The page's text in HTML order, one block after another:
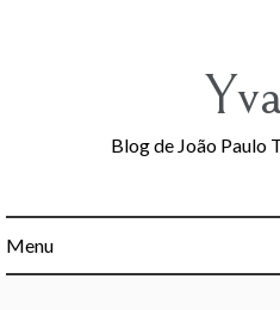
Blog de João Paulo
Menu